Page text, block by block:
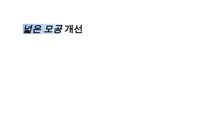
넓은 모공개선